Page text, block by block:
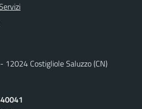
12024 Costigliole Saluzzo (CN)